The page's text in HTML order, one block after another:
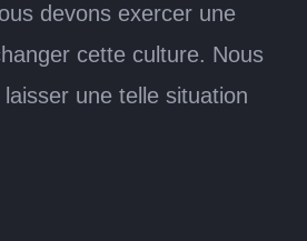
devons exercer une
cette culture. Nous
une telle situation